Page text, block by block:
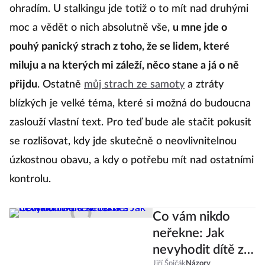
ohradím. U stalkingu jde totiž o to mít nad druhými
moc a vědět o nich absolutně vše, u mne jde o
pouhý panický strach z toho, že se lidem, které
miluju a na kterých mi záleží, něco stane a já o ně
přijdu. Ostatně můj strach ze samoty a ztráty
blízkých je velké téma, které si možná do budoucna
zaslouží vlastní text. Pro teď bude ale stačit pokusit
se rozlišovat, kdy jde skutečně o neovlivnitelnou
úzkostnou obavu, a kdy o potřebu mít nad ostatními
kontrolu.
Co vám nikdo
neřekne: Jak
nevyhodit dítě z